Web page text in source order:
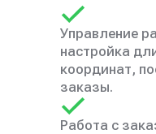
Управление
настройка
координат,
заказы.
Работа с